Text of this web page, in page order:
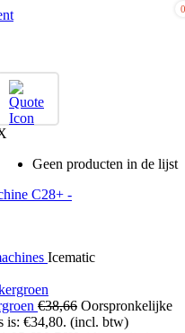
0
Geen producten in de lijst
Icematic
€38,66 Oorspronkelijke
is: €34,80. (incl. btw)